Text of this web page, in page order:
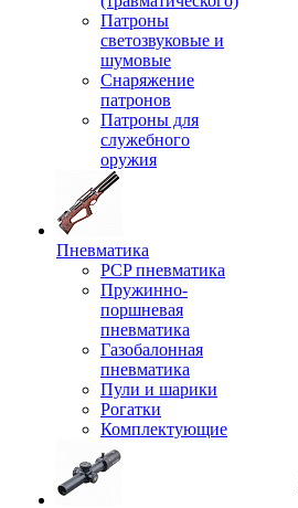
Патроны
светозвуковые и
шумовые
Снаряжение
патронов
Патроны для
служебного
оружия
Пневматика
PCP пневматика
Пружинно-
поршневая
пневматика
Газобалонная
пневматика
Пули и шарики
Рогатки
Комплектующие